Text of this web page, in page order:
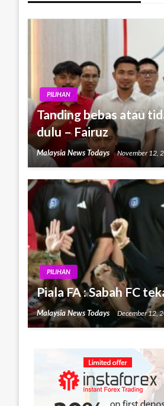
PILIHAN
Tanding bebas atau
dulu – Fairuz
Malaysia News Todays November 12,
PILIHAN
Piala FA : Sabah FC
Malaysia News Todays December 12,